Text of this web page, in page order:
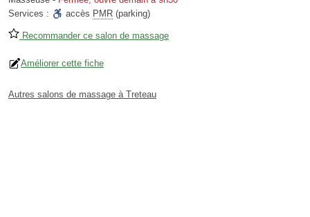
Services :
accès PMR (parking)
Recommander ce salon de massage
Améliorer cette fiche
Autres salons de massage à Treteau